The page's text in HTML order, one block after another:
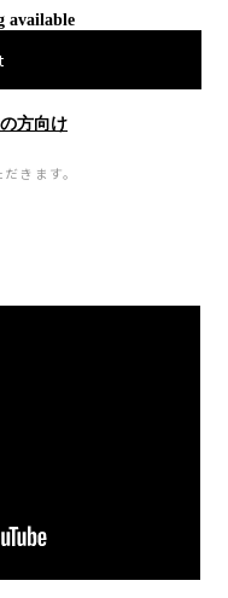
available
方向け
きます。